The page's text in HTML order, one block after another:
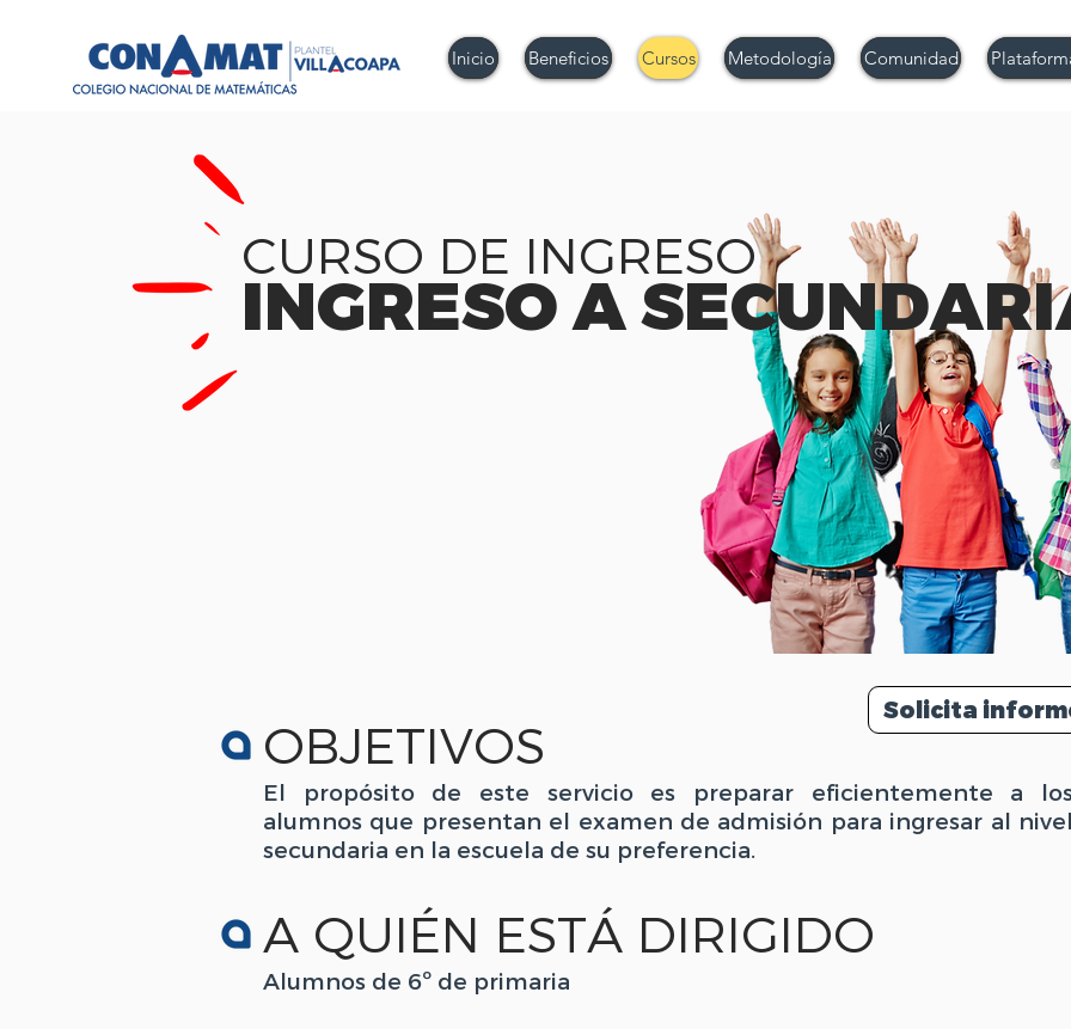
Inicio Beneficios Cursos Metodología Comunidad
CURSO DE INGRESO
INGRESO A
OBJETIVOS
El propósito de este servicio es preparar eficientemente a
alumnos que presentan el examen de admisión para ingresar al
secundaria en la escuela de su preferencia.
Solicita
A QUIÉN ESTÁ DIRIGIDO
Alumnos de 6º de primaria